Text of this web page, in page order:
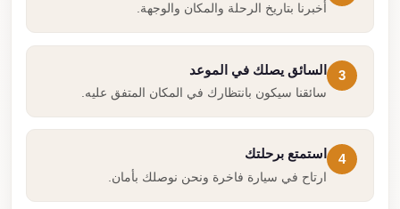
أخبرنا بتاريخ الرحلة والمكان والوجهة.
3
السائق يصلك في الموعد
سائقنا سيكون بانتظارك في المكان المتفق عليه.
4
استمتع برحلتك
ارتاح في سيارة فاخرة ونحن نوصلك بأمان.